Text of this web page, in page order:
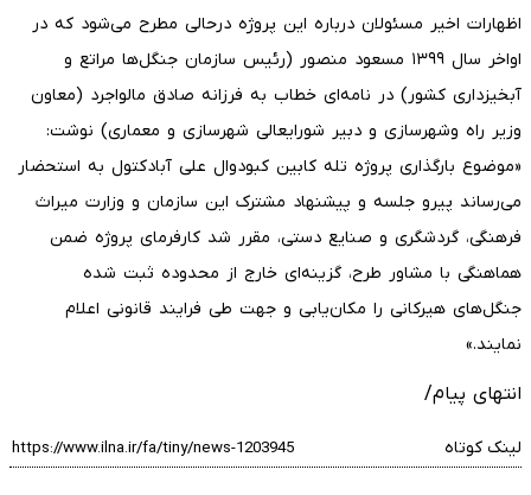
اظهارات اخیر مسئولان درباره این پروژه درحالی مطرح می‌شود که در
اواخر سال ۱۳۹۹ مسعود منصور (رئیس سازمان جنگل‌ها مراتع و
آبخیزداری کشور) در نامه‌ای خطاب به فرزانه صادق مالواجرد (معاون
وزیر راه وشهرسازی و دبیر شورایعالی شهرسازی و معماری) نوشت:
«موضوع بارگذاری پروژه تله کابین کبودوال علی آبادکتول به استحضار
می‌رساند پیرو جلسه و پیشنهاد مشترک این سازمان و وزارت میراث
فرهنگی، گردشگری و صنایع دستی، مقرر شد کارفرمای پروژه ضمن
هماهنگی با مشاور طرح، گزینه‌ای خارج از محدوده ثبت شده
جنگل‌های هیرکانی را مکان‌یابی و جهت طی فرایند قانونی اعلام
نمایند.»
انتهای پیام/
لینک کوتاه